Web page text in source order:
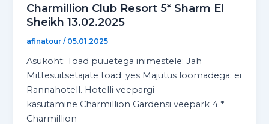
Charmillion Club Resort 5* Sharm El
Sheikh 13.02.2025
afinatour/ 05.01.2025
Asukoht: Toad puuetega inimestele: Jah
Mittesuitsetajate toad: yes Majutus loomadega: ei
Rannahotell. Hotelli veepargi
kasutamine Charmillion Gardensi veepark 4 *
Charmillion